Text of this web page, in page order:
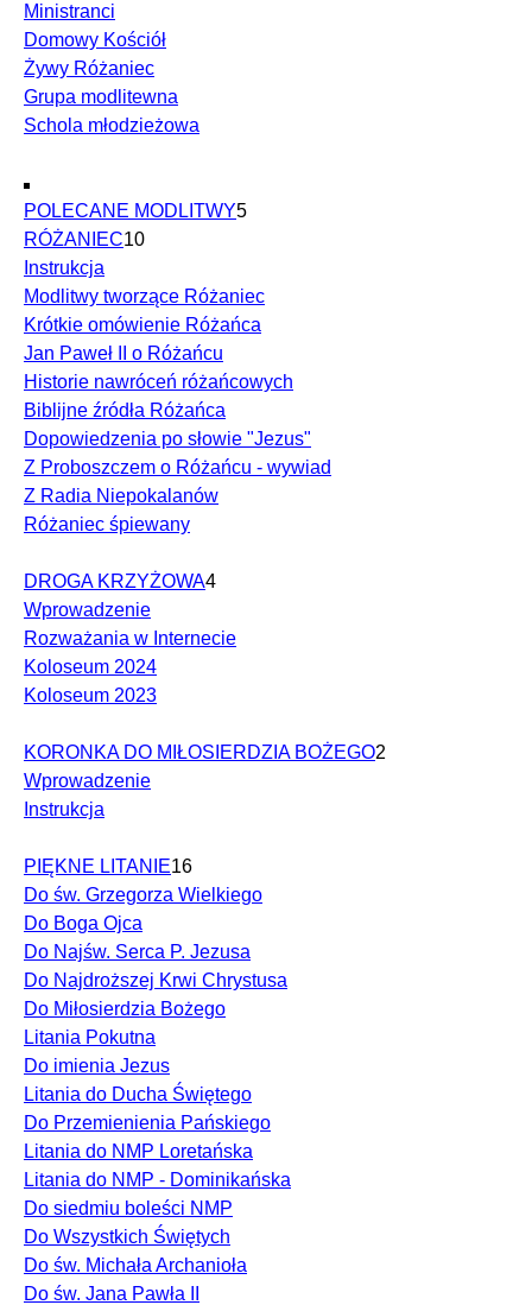
Ministranci
Domowy Kościół
Żywy Różaniec
Grupa modlitewna
Schola młodzieżowa
POLECANE MODLITWY5
RÓŻANIEC10
Instrukcja
Modlitwy tworzące Różaniec
Krótkie omówienie Różańca
Jan Paweł II o Różańcu
Historie nawróceń różańcowych
Biblijne źródła Różańca
Dopowiedzenia po słowie "Jezus"
Z Proboszczem o Różańcu - wywiad
Z Radia Niepokalanów
Różaniec śpiewany
DROGA KRZYŻOWA4
Wprowadzenie
Rozważania w Internecie
Koloseum 2024
Koloseum 2023
KORONKA DO MIŁOSIERDZIA BOŻEGO2
Wprowadzenie
Instrukcja
PIĘKNE LITANIE16
Do św. Grzegorza Wielkiego
Do Boga Ojca
Do Najśw. Serca P. Jezusa
Do Najdroższej Krwi Chrystusa
Do Miłosierdzia Bożego
Litania Pokutna
Do imienia Jezus
Litania do Ducha Świętego
Do Przemienienia Pańskiego
Litania do NMP Loretańska
Litania do NMP - Dominikańska
Do siedmiu boleści NMP
Do Wszystkich Świętych
Do św. Michała Archanioła
Do św. Jana Pawła II